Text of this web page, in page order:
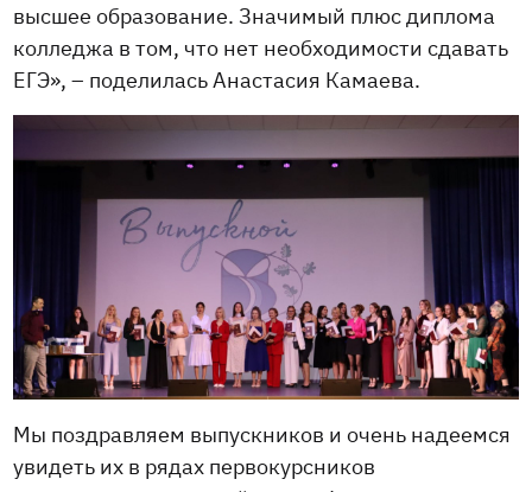
высшее образование. Значимый плюс диплома
колледжа в том, что нет необходимости сдавать
ЕГЭ», – поделилась Анастасия Камаева.
Мы поздравляем выпускников и очень надеемся
увидеть их в рядах первокурсников